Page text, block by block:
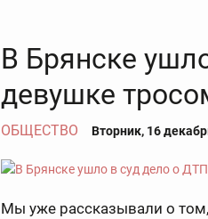
В Брянске
девушке
ОБЩЕСТВО Вторник, 16
Мы уже рассказывали о